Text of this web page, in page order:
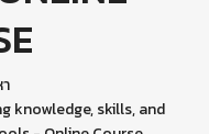
knowledge, skills, and